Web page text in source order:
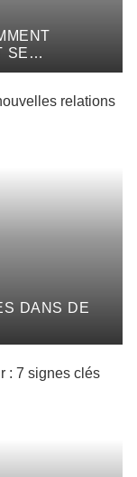
SE
DANS DE